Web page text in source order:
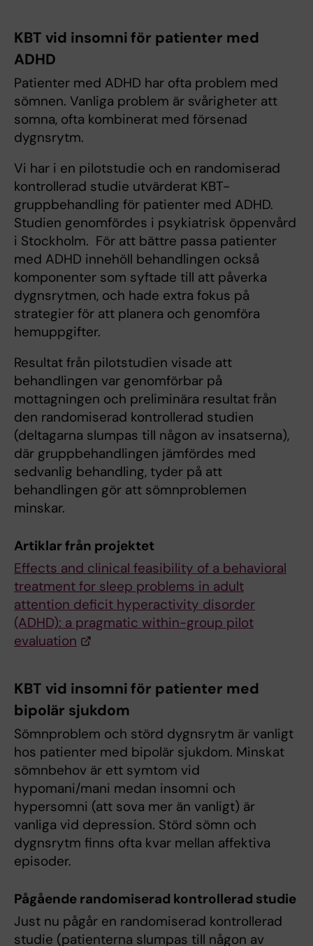
KBT vid insomni för patienter med
ADHD
Patienter med ADHD har ofta problem med
sömnen. Vanliga problem är svårigheter att
somna, ofta kombinerat med försenad
dygnsrytm.
Vi har i en pilotstudie och en randomiserad
kontrollerad studie utvärderat KBT-
gruppbehandling för patienter med ADHD.
Studien genomfördes i psykiatrisk öppenvård
i Stockholm. För att bättre passa patienter
med ADHD innehöll behandlingen också
komponenter som syftade till att påverka
dygnsrytmen, och hade extra fokus på
strategier för att planera och genomföra
hemuppgifter.
Resultat från pilotstudien visade att
behandlingen var genomförbar på
mottagningen och preliminära resultat från
den randomiserad kontrollerad studien
(deltagarna slumpas till någon av insatserna),
där gruppbehandlingen jämfördes med
sedvanlig behandling, tyder på att
behandlingen gör att sömnproblemen
minskar.
Artiklar från projektet
Effects and clinical feasibility of a behavioral
treatment for sleep problems in adult
attention deficit hyperactivity disorder
(ADHD): a pragmatic within-group pilot
evaluation
KBT vid insomni för patienter med
bipolär sjukdom
Sömnproblem och störd dygnsrytm är vanligt
hos patienter med bipolär sjukdom. Minskat
sömnbehov är ett symtom vid
hypomani/mani medan insomni och
hypersomni (att sova mer än vanligt) är
vanliga vid depression. Störd sömn och
dygnsrytm finns ofta kvar mellan affektiva
episoder.
Pågående randomiserad kontrollerad studie
Just nu pågår en randomiserad kontrollerad
studie (patienterna slumpas till någon av